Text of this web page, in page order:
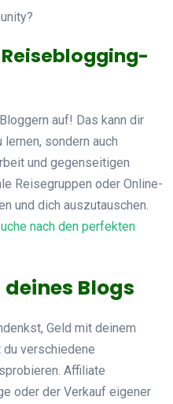
auf! Das kann dir
sondern auch
und gegenseitigen
Reisegruppen oder Online-
und dich auszutauschen.
nach den perfekten
Blogs
Geld mit deinem
verschiedene
Affiliate
oder der Verkauf eigener